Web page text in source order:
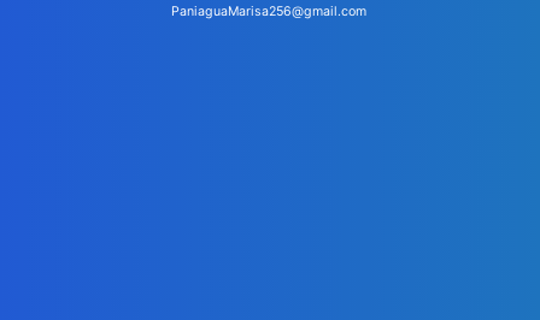
PaniaguaMarisa256@gmail.com